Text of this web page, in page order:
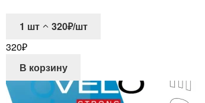
1 шт
320₽/шт
320₽
В корзину